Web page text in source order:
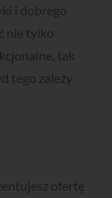
i dobrego
nie tylko
tak
tego zależy
ofertę